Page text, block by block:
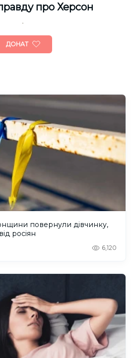
про Херсон
ДОНАТ
повернули дівчинку,
росіян
6,120